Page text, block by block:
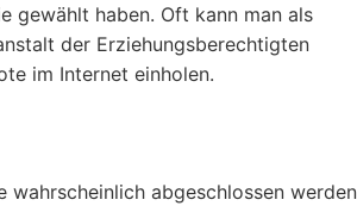
gewählt haben. Oft kann man als
der Erziehungsberechtigten
im Internet einholen.
abgeschlossen werden